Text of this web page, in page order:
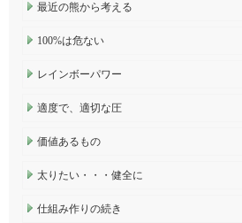
最近の熊から考える
100%は危ない
レインボーパワー
適度で、適切な圧
価値あるもの
太りたい・・・健全に
仕組み作りの続き